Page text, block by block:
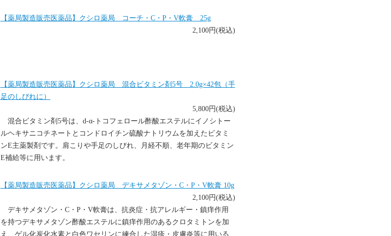
【薬局製造販売医薬品】クシロ薬局 コーチ・C・P・V軟膏 25g
2,100円(税込)
【薬局製造販売医薬品】クシロ薬局 混合ビタミン剤5号 2.0g×42包（手
足のしびれに）
5,800円(税込)
混合ビタミン剤5号は、d-α-トコフェロール酢酸エステルにイノシトー
ルヘキサニコチネートとコンドロイチン硫酸ナトリウムを加えたビタミ
ンE主薬製剤です。肩こりや手足のしびれ、月経不順、老年期のビタミン
E補給等に用います。
【薬局製造販売医薬品】クシロ薬局 デキサメタゾン・C・P・V軟膏 10g
2,100円(税込)
デキサメタゾン・C・P・V軟膏は、抗炎症・抗アレルギー・鎮痒作用
を持つデキサメタゾン酢酸エステルに鎮痒作用のあるクロタミトンを加
え、ゲル化炭化水素と白色ワセリンに練合した湿疹・皮膚炎等に用いる